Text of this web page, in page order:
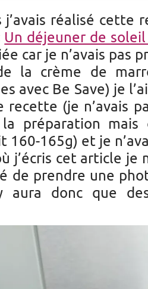
j’avais réalisé cette
Un déjeuner de soleil
car je n’avais pas
la crème de
avec Be Save) je
recette (je n’avais
préparation
160-165g) et je
j’écris cet article je
de prendre une
aura donc que